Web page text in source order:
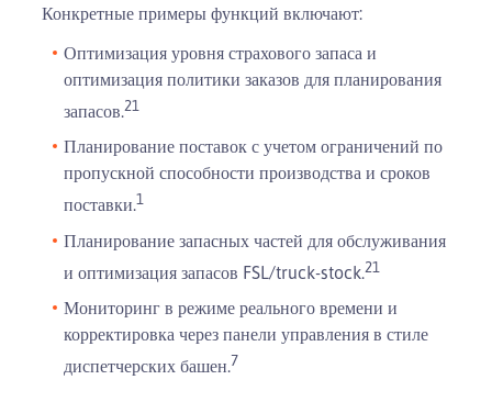
Конкретные примеры функций включают:
Оптимизация уровня страхового запаса и
оптимизация политики заказов для планирования
запасов.21
Планирование поставок с учетом ограничений по
пропускной способности производства и сроков
поставки.1
Планирование запасных частей для обслуживания
и оптимизация запасов FSL/truck-stock.21
Мониторинг в режиме реального времени и
корректировка через панели управления в стиле
диспетчерских башен.7